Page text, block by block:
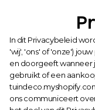
In dit Privacybeleid
'wij', 'ons' of 'onze')
en doorgeeft wanneer
gebruikt of een
ons communiceert